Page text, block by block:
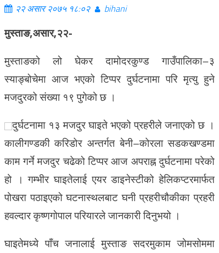
२२ असार २०७५ १८:०२ bihani
मुस्ताङ,असार,२२-
मुस्ताङको लो घेकर दामोदरकुण्ड गाउँपालिका–३
स्याङ्बोचेमा आज भएको टिप्पर दुर्घटनामा परि मृत्यु हुने
मजदुरको संख्या १९ पुगेको छ ।
दुर्घटनामा १३ मजदुर घाइते भएको प्रहरीले जनाएको छ ।
कालीगण्डकी करिडोर अन्तर्गत बेनी–कोरला सडकखण्डमा
काम गर्ने मजदुर चढेको टिप्पर आज अपराह्न दुर्घटनामा परेको
हो । गम्भीर घाइतेलाई एयर डाइनेस्टीको हेलिकप्टरमार्फत
पोखरा पठाइएको घटनास्थलबाट घनी प्रहरीचौकीका प्रहरी
हवल्दार कृष्णगोपाल परियारले जानकारी दिनुभयो ।
घाइतेमध्ये पाँच जनालाई मुस्ताङ सदरमुकाम जोमसोममा